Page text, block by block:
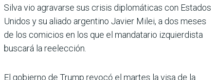
Silva vio agravarse sus crisis diplomá­ticas con Estados
Unidos y su aliado argentino Javier Milei, a dos meses
de los comicios en los que el mandatario izquier­dista
buscará la reelección.
El gobierno de Trump revocó el martes la visa de la